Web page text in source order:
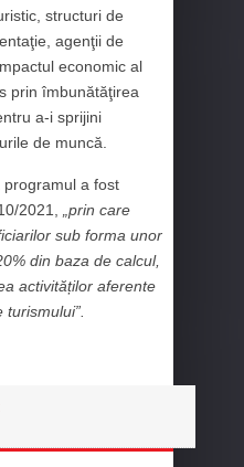
structuri de
agenţii de
economic al
prin îmbunătăţirea
a-i sprijini
de muncă.
programul a fost
2021,
„prin care
sub forma unor
din baza de calcul,
activităților aferente